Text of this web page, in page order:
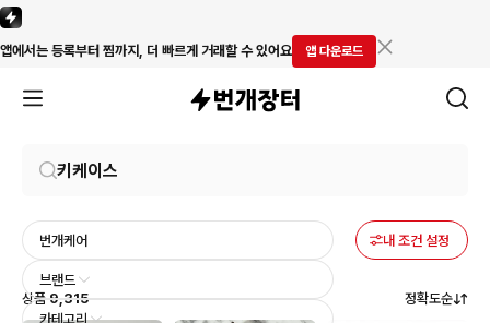
앱에서는 등록부터 찜까지, 더 빠르게 거래할 수 있어요 앱 다운로드
번개케어
브랜드
카테고리
내 조건 설정
상품 9,315 정확도순